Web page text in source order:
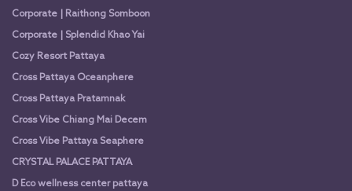
Corporate | Raithong Somboon
Corporate | Splendid Khao Yai
Cozy Resort Pattaya
Cross Pattaya Oceanphere
Cross Pattaya Pratamnak
Cross Vibe Chiang Mai Decem
Cross Vibe Pattaya Seaphere
CRYSTAL PALACE PATTAYA
D Eco wellness center pattaya